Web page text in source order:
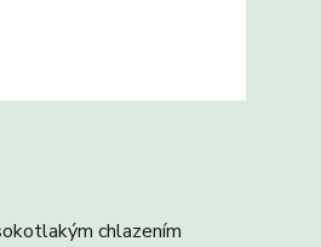
chlazením